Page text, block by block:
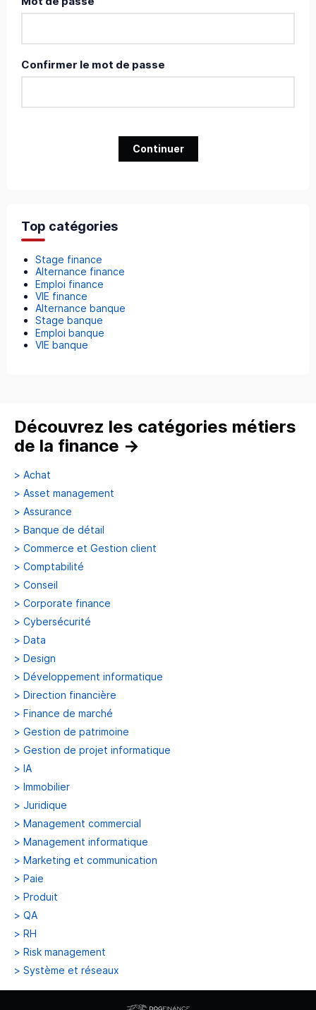
Confirmer le mot de passe
Continuer
Top catégories
Stage finance
Alternance finance
Emploi finance
VIE finance
Alternance banque
Stage banque
Emploi banque
VIE banque
Découvrez les catégories métiers
de la finance →
> Achat
> Asset management
> Assurance
> Banque de détail
> Commerce et Gestion client
> Comptabilité
> Conseil
> Corporate finance
> Cybersécurité
> Data
> Design
> Développement informatique
> Direction financière
> Finance de marché
> Gestion de patrimoine
> Gestion de projet informatique
> IA
> Immobilier
> Juridique
> Management commercial
> Management informatique
> Marketing et communication
> Paie
> Produit
> QA
> RH
> Risk management
> Système et réseaux